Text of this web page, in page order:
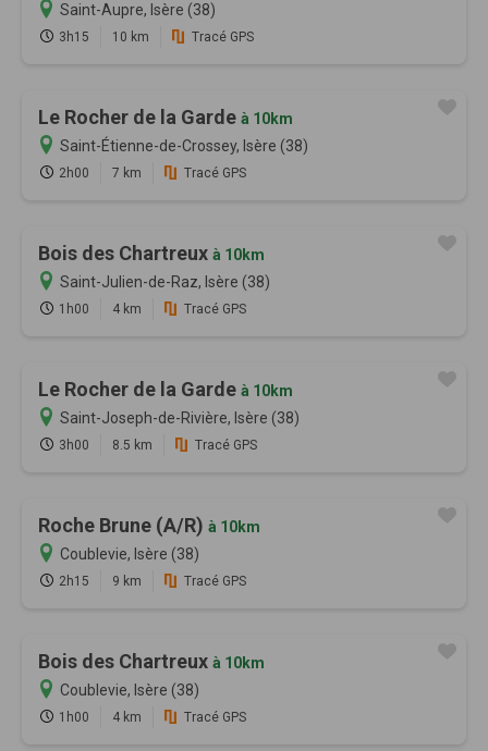
Saint-Aupre, Isère (38)
3h15 10 km Tracé GPS
Le Rocher de la Garde à 10km
Saint-Étienne-de-Crossey, Isère (38)
2h00 7 km Tracé GPS
Bois des Chartreux à 10km
Saint-Julien-de-Raz, Isère (38)
1h00 4 km Tracé GPS
Le Rocher de la Garde à 10km
Saint-Joseph-de-Rivière, Isère (38)
3h00 8.5 km Tracé GPS
Roche Brune (A/R) à 10km
Coublevie, Isère (38)
2h15 9 km Tracé GPS
Bois des Chartreux à 10km
Coublevie, Isère (38)
1h00 4 km Tracé GPS